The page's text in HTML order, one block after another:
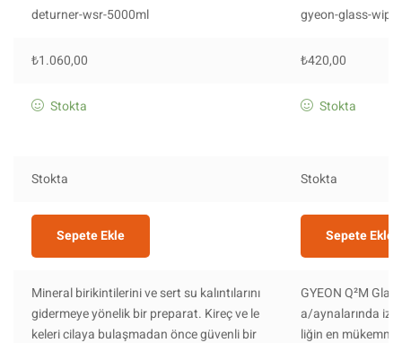
deturner-wsr-5000ml gyeon-glass-wipe
₺1.060,00 ₺420,00
Stokta Stokta
Stokta Stokta
Sepete Ekle Sepete Ekle
Mineral birikintilerini ve sert su kalıntılarını
gidermeye yönelik bir preparat. Kireç ve le
keleri cilaya bulaşmadan önce güvenli bir
GYEON Q²M
a/aynalarında iz
liğin en